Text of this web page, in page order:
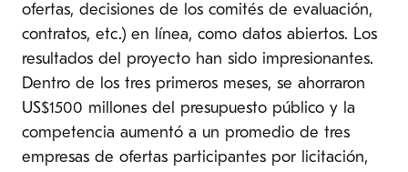
ofertas, decisiones de los comités de evaluación,
contratos, etc.) en línea, como datos abiertos. Los
resultados del proyecto han sido impresionantes.
Dentro de los tres primeros meses, se ahorraron
US$1500 millones del presupuesto público y la
competencia aumentó a un promedio de tres
empresas de ofertas participantes por licitación,